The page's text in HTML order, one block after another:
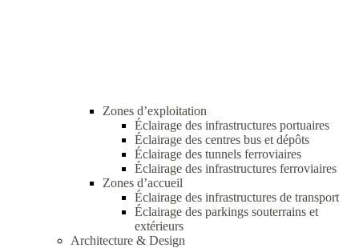
Zones d’exploitation
Éclairage des infrastructures portuaires
Éclairage des centres bus et dépôts
Éclairage des tunnels ferroviaires
Éclairage des infrastructures ferroviaires
Zones d’accueil
Éclairage des infrastructures de transport
Éclairage des parkings souterrains et
extérieurs
Architecture & Design